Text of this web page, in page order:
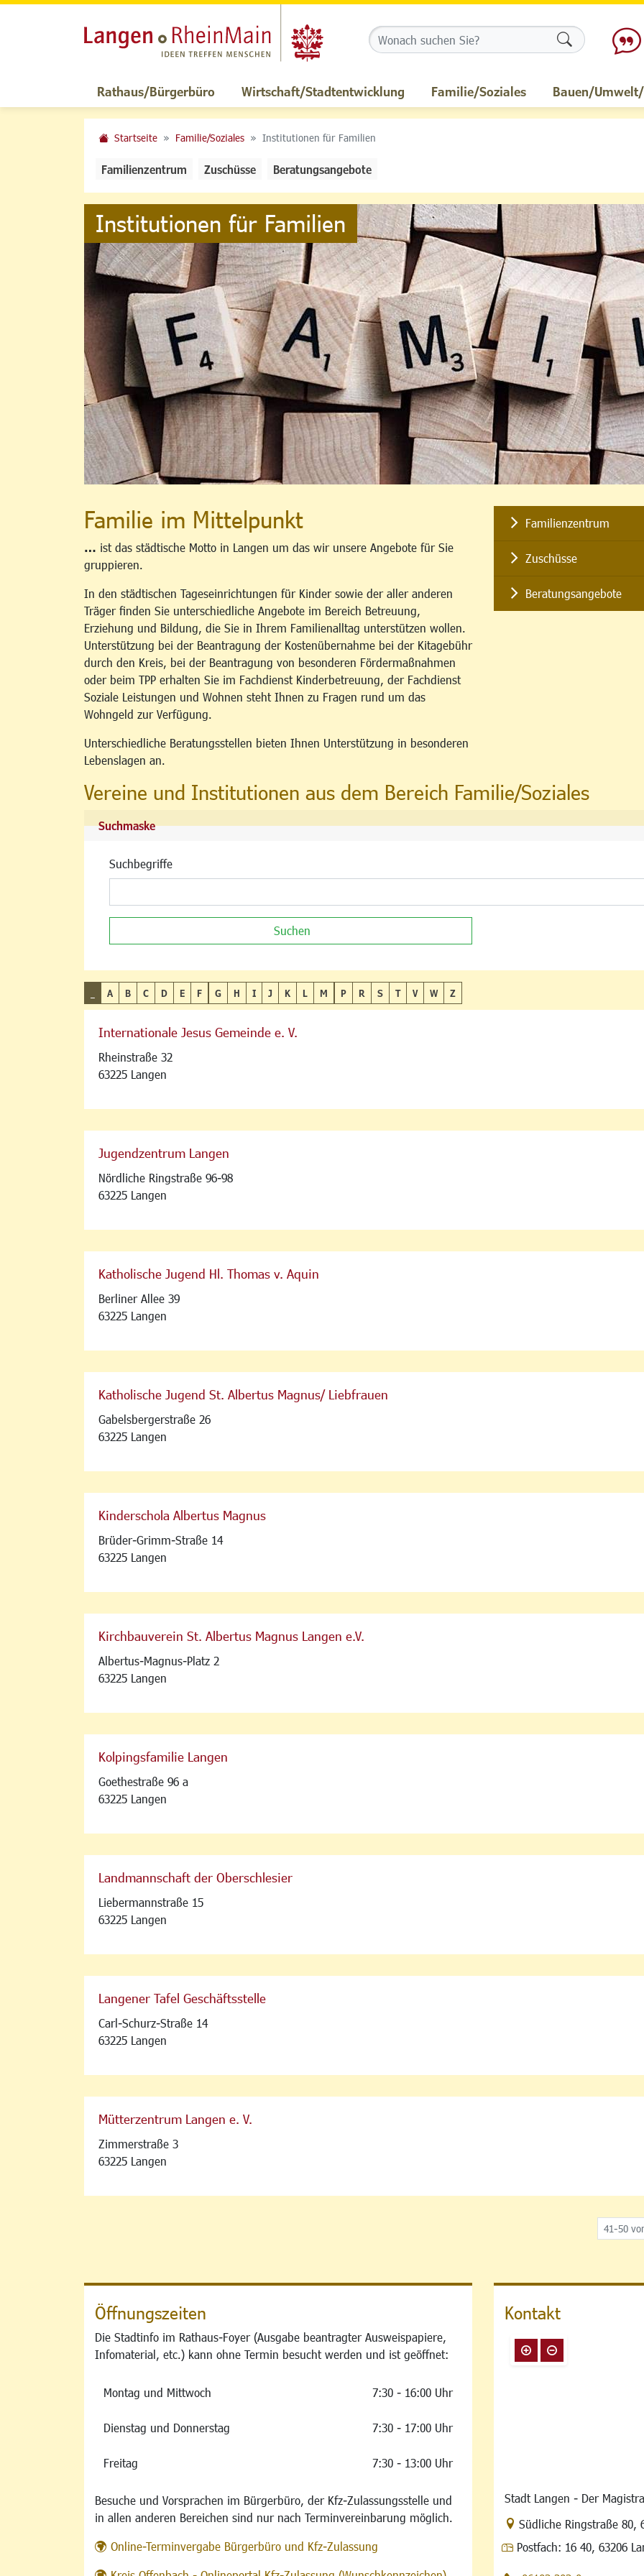
Rathaus/Bürgerbüro Wirtschaft/Stadtentwicklung Familie/Soziales Bauen/
Startseite Familie/Soziales Institutionen für Familien
Familienzentrum Zuschüsse Beratungsangebote
Institutionen für Familien
Familie im Mittelpunkt
… ist das städtische Motto in Langen um das wir unsere Angebote für Sie
gruppieren.
In den städtischen Tageseinrichtungen für Kinder sowie der aller anderen
Träger finden Sie unterschiedliche Angebote im Bereich Betreuung,
Erziehung und Bildung, die Sie in Ihrem Familienalltag unterstützen wollen.
Unterstützung bei der Beantragung der Kostenübernahme bei der Kitagebühr
durch den Kreis, bei der Beantragung von besonderen Fördermaßnahmen
oder beim TPP erhalten Sie im Fachdienst Kinderbetreuung, der Fachdienst
Soziale Leistungen und Wohnen steht Ihnen zu Fragen rund um das
Wohngeld zur Verfügung.
Unterschiedliche Beratungsstellen bieten Ihnen Unterstützung in besonderen
Lebenslagen an.
Familienzentrum
Zuschüsse
Beratungsangebote
Vereine und Institutionen aus dem Bereich Familie/Soziales
Suchmaske
Suchbegriffe
Suchen
A B C D E F G H I J K L M P R S T V W Z
Internationale Jesus Gemeinde e. V.
Rheinstraße 32
63225 Langen
Jugendzentrum Langen
Nördliche Ringstraße 96-98
63225 Langen
Katholische Jugend Hl. Thomas v. Aquin
Berliner Allee 39
63225 Langen
Katholische Jugend St. Albertus Magnus/ Liebfrauen
Gabelsbergerstraße 26
63225 Langen
Kinderschola Albertus Magnus
Brüder-Grimm-Straße 14
63225 Langen
Kirchbauverein St. Albertus Magnus Langen e.V.
Albertus-Magnus-Platz 2
63225 Langen
Kolpingsfamilie Langen
Goethestraße 96 a
63225 Langen
Landmannschaft der Oberschlesier
Liebermannstraße 15
63225 Langen
Langener Tafel Geschäftsstelle
Carl-Schurz-Straße 14
63225 Langen
Mütterzentrum Langen e. V.
Zimmerstraße 3
63225 Langen
41-50
Öffnungszeiten
Die Stadtinfo im Rathaus-Foyer (Ausgabe beantragter Ausweispapiere,
Infomaterial, etc.) kann ohne Termin besucht werden und ist geöffnet:
Montag und Mittwoch 7:30 - 16:00 Uhr
Dienstag und Donnerstag 7:30 - 17:00 Uhr
Freitag 7:30 - 13:00 Uhr
Besuche und Vorsprachen im Bürgerbüro, der Kfz-Zulassungsstelle und
in allen anderen Bereichen sind nur nach Terminvereinbarung möglich.
Online-Terminvergabe Bürgerbüro und Kfz-Zulassung
Kontakt
Stadt Langen - Der
Link zur Google-Maps
Südliche Ringstraße 80,
Postfach: 16 40, 63206